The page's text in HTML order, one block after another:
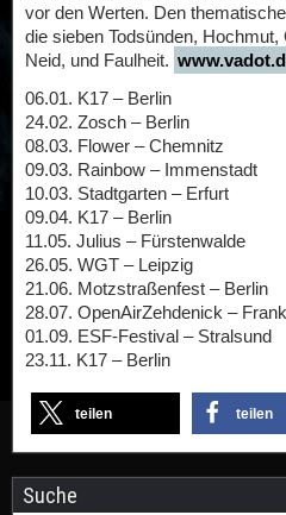
vor den Werten. Den
die sieben Todsünden,
Neid, und Faulheit.
06.01. K17 – Berlin
24.02. Zosch – Berlin
08.03. Flower – Chemnitz
09.03. Rainbow – Immenstadt
10.03. Stadtgarten – Erfurt
09.04. K17 – Berlin
11.05. Julius – Fürstenwalde
26.05. WGT – Leipzig
21.06. Motzstraßenfest – Berlin
28.07. OpenAirZehdenick –
01.09. ESF-Festival – Stralsund
23.11. K17 – Berlin
teilen teilen
Suche